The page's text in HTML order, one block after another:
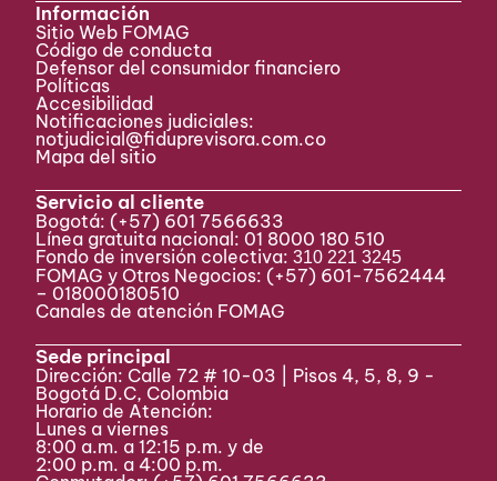
Información
Sitio Web FOMAG
Código de conducta
Defensor del consumidor financiero
Políticas
Accesibilidad
Notificaciones judiciales:
notjudicial@fiduprevisora.com.co
Mapa del sitio
Servicio al cliente
Bogotá: (+57) 601 7566633
Línea gratuita nacional: 01 8000 180 510
Fondo de inversión colectiva:310 221 3245
FOMAG y Otros Negocios: (+57) 601-7562444
– 018000180510
Canales de atención FOMAG
Sede principal
Dirección: Calle 72 # 10-03 | Pisos 4, 5, 8, 9 -
Bogotá D.C, Colombia
Horario de Atención:
Lunes a viernes
8:00 a.m. a 12:15 p.m. y de
2:00 p.m. a 4:00 p.m.